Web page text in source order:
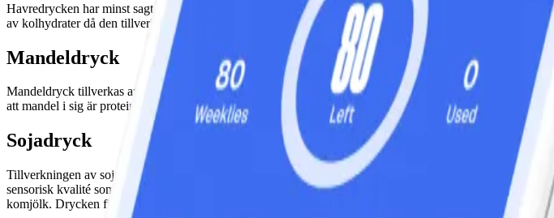
Havredrycken har minst sagt blivit omåttligt populär de senaste åren. Drycken tillverkas av havre, vatten
av kolhydrater då den tillverkas av havre, vilket gör att den ger ett högre näringsvärde än de andra
Mandeldryck
Mandeldryck tillverkas av vatten och mandel som odlas i torra områden med konstbevattning. Den har
att mandel i sig är proteinrik. Däremot innehåller mandelmjölk avsevärda mängder vitamin E. Drycken
Sojadryck
Tillverkningen av sojamjölk sker kortfattat genom blötläggning och malning av sojabönorna. Därefter
sensorisk kvalité som möjligt, den är len och har en relativ naturell smak. Dock kan det diskuteras hur
komjölk. Drycken finns både sötad och osötad.